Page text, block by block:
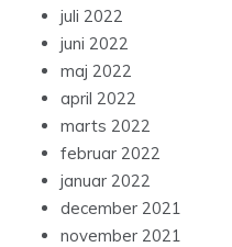
juli 2022
juni 2022
maj 2022
april 2022
marts 2022
februar 2022
januar 2022
december 2021
november 2021